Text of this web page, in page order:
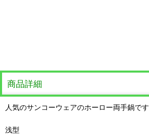
商品詳細
人気のサンコーウェアのホーロー両手鍋です
浅型